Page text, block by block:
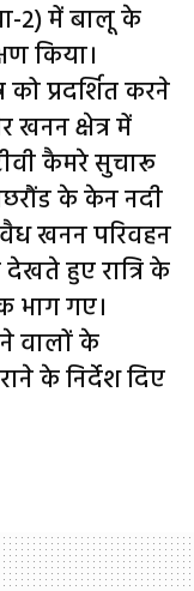
2) में बालू के
किया।
को प्रदर्शित करने
खनन क्षेत्र में
कैमरे सुचारू
के केन नदी
खनन परिवहन
हुए रात्रि के
भाग गए।
वालों के
के निर्देश दिए